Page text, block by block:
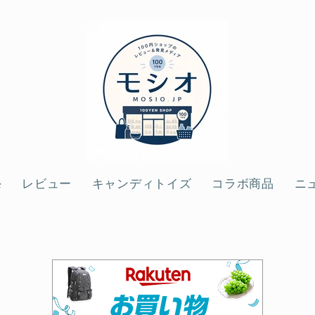
レビュー キャンディトイズ コラボ商品 ニ